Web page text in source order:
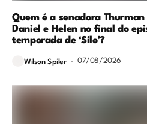
Quem é a senadora
Daniel e Helen no final do
temporada de ‘Silo’?
Wilson Spiler 07/08/2026